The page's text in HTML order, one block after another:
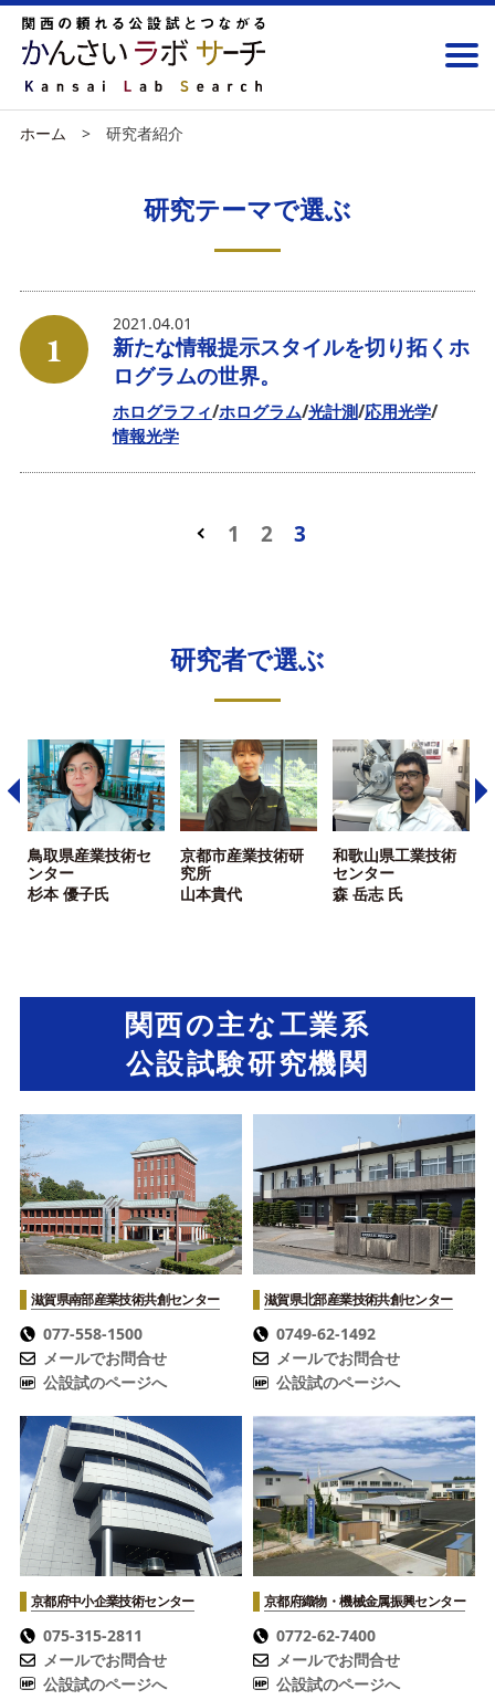
ホーム 研究者紹介
研究テーマで選ぶ
1
2021.04.01
新たな情報提示スタイルを切り拓くホ
ログラムの世界。
ホログラフィ ホログラム 光計測 応用光学
情報光学
1 2 3
研究者で選ぶ
鳥取県産業技術セ
ンター
杉本 優子氏
京都市産業技術研
究所
山本貴代
和歌山県工業技術
センター
森 岳志 氏
関西の主な工業系
公設試験研究機関
滋賀県南部産業技術共創センター
077-558-1500
メールでお問合せ
公設試のページへ
滋賀県北部産業技術共創センター
0749-62-1492
メールでお問合せ
公設試のページへ
京都府中小企業技術センター
075-315-2811
メールでお問合せ
公設試のページへ
京都府織物・機械金属振興センター
0772-62-7400
メールでお問合せ
公設試のページへ